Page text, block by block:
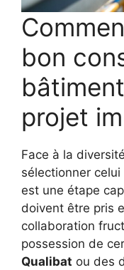
bon
projet
Face à la
sélectionner
est une étape
doivent être pris
collaboration
possession de
Qualibat ou des